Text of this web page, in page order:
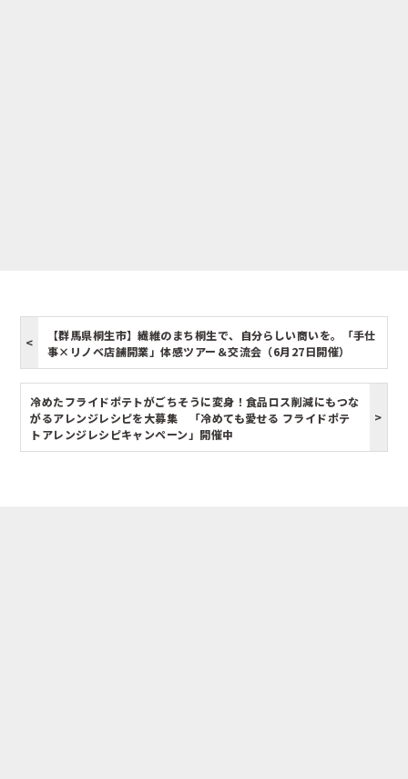
【群馬県桐生市】繊維のまち桐生で、自分らしい商いを。「手仕
事×リノベ店舗開業」体感ツアー＆交流会（6月27日開催）
冷めたフライドポテトがごちそうに変身！食品ロス削減にもつな
がるアレンジレシピを大募集 「冷めても愛せる フライドポテ
トアレンジレシピキャンペーン」開催中